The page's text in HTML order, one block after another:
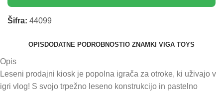
Šifra: 44099
OPIS DODATNE PODROBNOSTI O ZNAMKI VIGA TOYS
Opis
Leseni prodajni kiosk je popolna igrača za otroke, ki uživajo v
igri vlog! S svojo trpežno leseno konstrukcijo in pastelno